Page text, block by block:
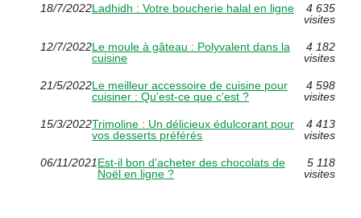
18/7/2022Ladhidh : Votre boucherie halal en ligne
4 635
visites
12/7/2022Le moule à gâteau : Polyvalent dans la
cuisine
4 182
visites
21/5/2022Le meilleur accessoire de cuisine pour
cuisiner : Qu'est-ce que c'est ?
4 598
visites
15/3/2022Trimoline : Un délicieux édulcorant pour
vos desserts préférés
4 413
visites
06/11/2021Est-il bon d'acheter des chocolats de
Noël en ligne ?
5 118
visites